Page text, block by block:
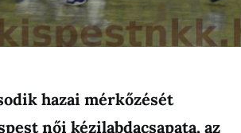
hazai mérkőzését
női kézilabdacsapata, az